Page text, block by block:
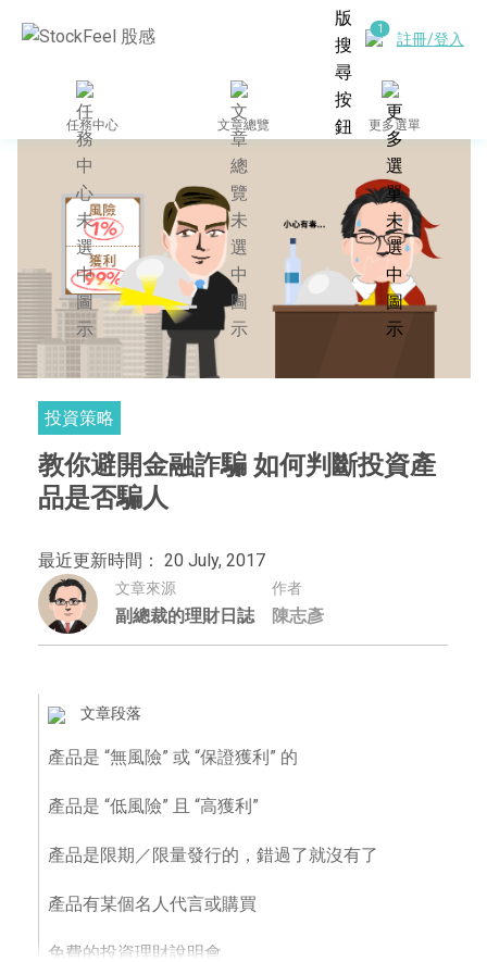
註冊/登入
任務中心 文章總覽 更多選單
投資策略
教你避開金融詐騙 如何判斷投資產
品是否騙人
最近更新時間： 20 July, 2017
文章來源
副總裁的理財日誌
作者
陳志彥
文章段落
產品是 “無風險” 或 “保證獲利” 的
產品是 “低風險” 且 “高獲利”
產品是限期／限量發行的，錯過了就沒有了
產品有某個名人代言或購買
免費的投資理財說明會